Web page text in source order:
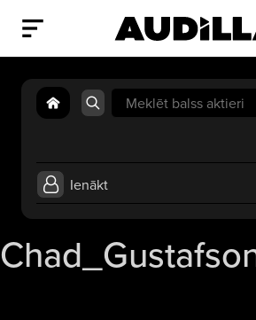
Search
for:
Ienākt